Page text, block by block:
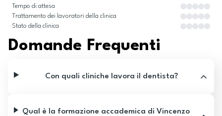
Tempo di attesa
Trattamento dei lavoratori della clinica
Stato della clinica
Domande Frequenti
Con quali cliniche lavora il dentista?
Qual è la formazione accademica di Vincenzo